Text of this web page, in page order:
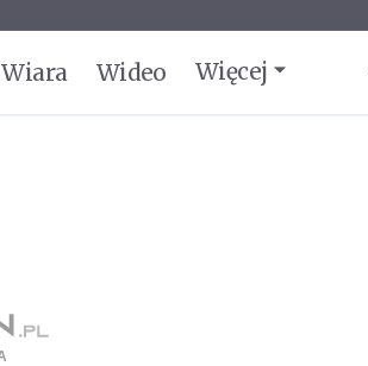
Wiara Wideo Więcej